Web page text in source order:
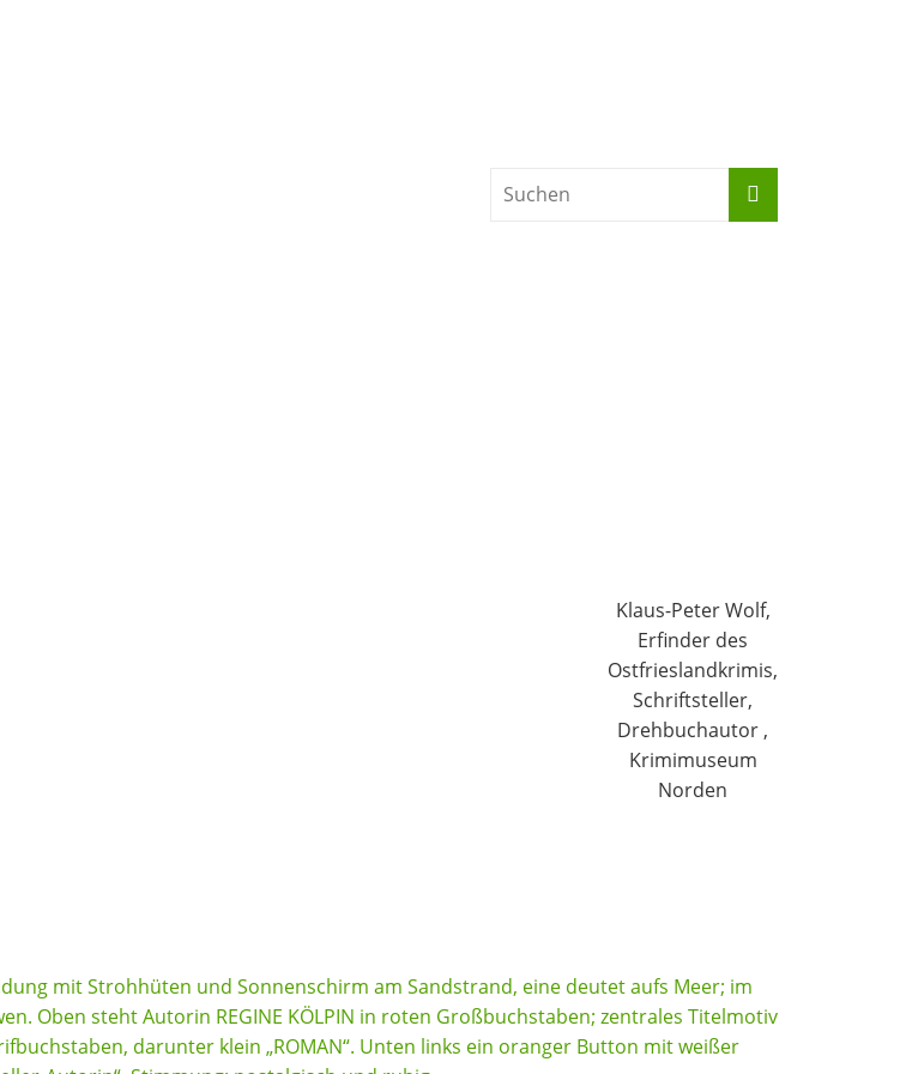
Klaus-Peter Wolf,
Erfinder des
Ostfrieslandkrimis,
Schriftsteller,
Drehbuchautor ,
Krimimuseum
Norden